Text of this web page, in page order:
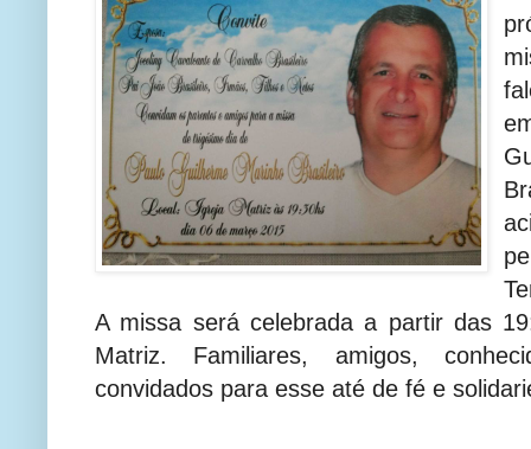
A missa será celebrada a partir das
Matriz. Familiares, amigos,
convidados para esse até de fé e